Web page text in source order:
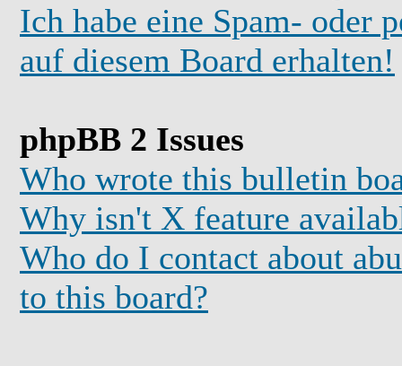
Ich habe eine Spam- oder
auf diesem Board erhalten!
phpBB 2 Issues
Who wrote this bulletin
Why isn't X feature
Who do I contact about
to this board?